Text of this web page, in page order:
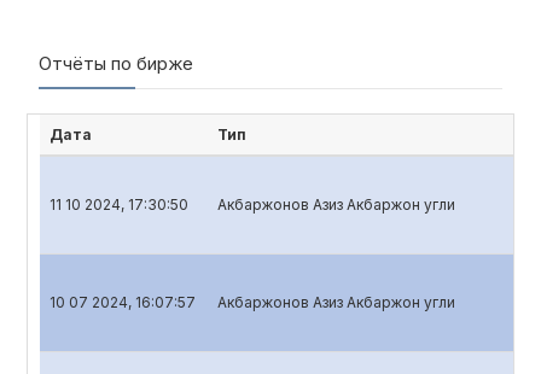
Отчёты по бирже
Дата Тип
11 10 2024, 17:30:50 Акбаржонов Азиз Акбаржон угли
10 07 2024, 16:07:57 Акбаржонов Азиз Акбаржон угли